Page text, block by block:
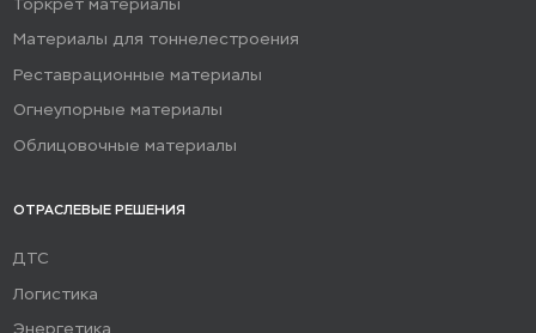
Материалы для тоннелестроения
Реставрационные материалы
Огнеупорные материалы
Облицовочные материалы
ОТРАСЛЕВЫЕ РЕШЕНИЯ
ДТС
Логистика